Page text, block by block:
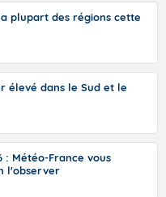
plupart des régions cette
élevé dans le Sud et le
: Météo-France vous
l'observer